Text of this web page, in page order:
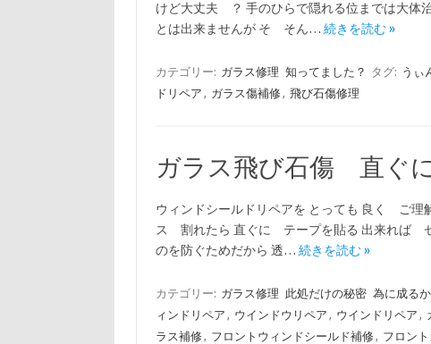
けど大丈夫 ？ 手のひらで隠れる位までは大体
とは出来ませんが そ そん… 続きを読む »
カテゴリー: ガラス修理 知ってました？ タグ: うぃ
ドリペア , ガラス傷補修, 飛び石傷修理
ガラス飛び石傷 直ぐ
ウィンドシールドリペアを とっても 良く ご
ス 割れたら 直ぐに テープを貼る 出来れば セ
のを防ぐためだから 透… 続きを読む »
カテゴリー: ガラス修理 此処だけの秘密 為に成る
ィンドリペア , ウインドウリペア , ウインドリペア ,
ラス補修, フロントウィンドシールド補修, フロン